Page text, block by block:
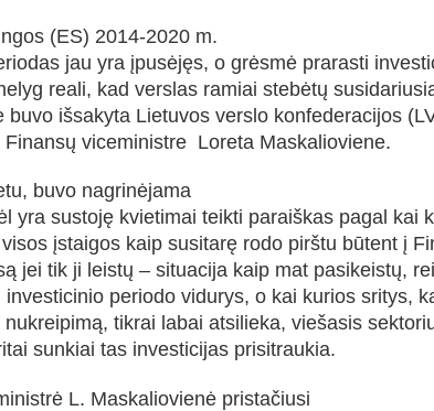
(ES) 2014-2020 m.
jau yra įpusėjęs, o grėsmė prarasti
reali, kad verslas ramiai stebėtų
buvo išsakyta Lietuvos verslo konfederacijos
Finansų viceministre Loreta Maskalioviene.
buvo nagrinėjama
yra sustoję kvietimai teikti paraiškas pagal kai
įstaigos kaip susitarę rodo pirštu būtent į
jei tik ji leistų – situacija kaip mat pasikeistų,
investicinio periodo vidurys, o kai kurios sritys,
nukreipimą, tikrai labai atsilieka, viešasis
sunkiai tas investicijas prisitraukia.
L. Maskaliovienė pristačiusi